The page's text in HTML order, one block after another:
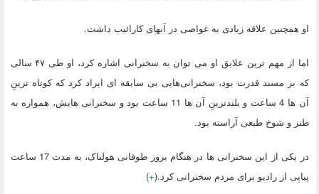
او همچنین علاقه زیادی به غواصی در آبهای كارائیب داشت.
اما از مهم ترین علایق او می توان به سخنرانی اشاره کرد، او طی ۴۷ سالی
که بر مسند قدرت بود، سخنرانی‌هایی بی سابقه ای ایراد کرد که کوتاه ترینِ
آن ها 4 ساعت و بلندترینِ آن ها 11 ساعت بود و سخنرانی هایش، همواره به
طنز و شوخ طبعی آراسته بود.
در یکی از این سخنرانی ها در هنگام بروز طوفانی هولناک، به مدت 17 ساعت
پیاپی از رادیو برای مردم سخنرانی کرد.(+
)